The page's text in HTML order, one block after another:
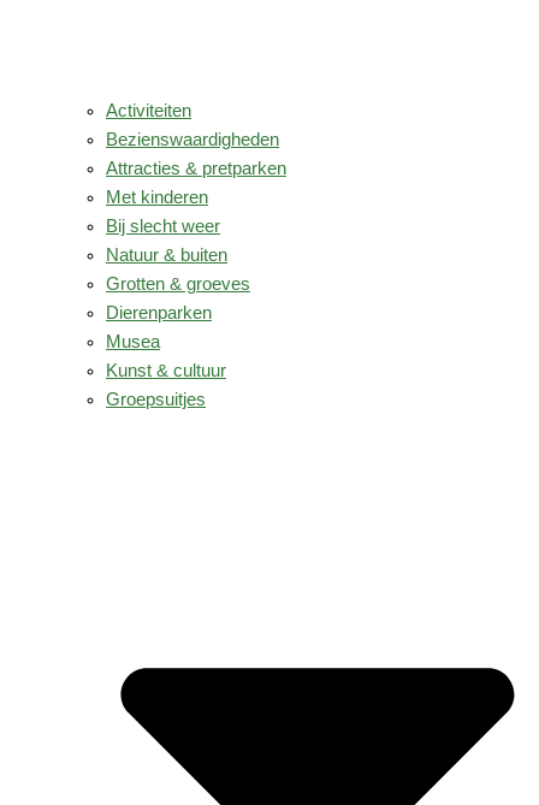
Activiteiten
Bezienswaardigheden
Attracties & pretparken
Met kinderen
Bij slecht weer
Natuur & buiten
Grotten & groeves
Dierenparken
Musea
Kunst & cultuur
Groepsuitjes